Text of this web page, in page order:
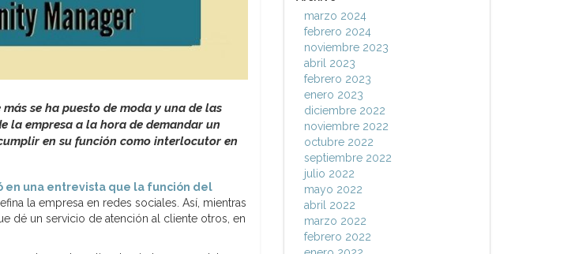
se ha puesto de moda y una de las
la empresa a la hora de demandar un
en su función como interlocutor en
en una entrevista que la función del
la empresa en redes sociales. Así, mientras
dé un servicio de atención al cliente otros, en
marzo 2024
febrero 2024
noviembre 2023
abril 2023
febrero 2023
enero 2023
diciembre 2022
noviembre 2022
octubre 2022
septiembre 2022
julio 2022
mayo 2022
abril 2022
marzo 2022
febrero 2022